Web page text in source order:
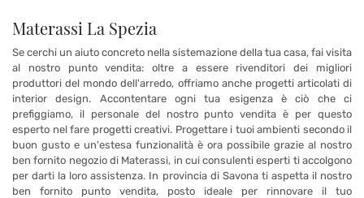
Materassi La Spezia
Se cerchi un aiuto concreto nella sistemazione della tua casa, fai visita
al nostro punto vendita: oltre a essere rivenditori dei migliori
produttori del mondo dell'arredo, offriamo anche progetti articolati di
interior design. Accontentare ogni tua esigenza è ciò che ci
prefiggiamo, il personale del nostro punto vendita è per questo
esperto nel fare progetti creativi. Progettare i tuoi ambienti secondo il
buon gusto e un'estesa funzionalità è ora possibile grazie al nostro
ben fornito negozio di Materassi, in cui consulenti esperti ti accolgono
per darti la loro assistenza. In provincia di Savona ti aspetta il nostro
ben fornito punto vendita, posto ideale per rinnovare il tuo